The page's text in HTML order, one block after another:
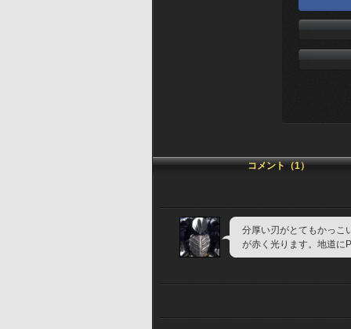
コメント（1）
分厚い刃がとてもかっこ
が赤く光ります。地道に